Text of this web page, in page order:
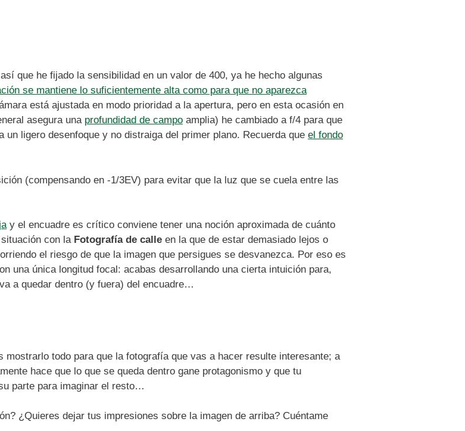
que he fijado la sensibilidad en un valor de 400, ya he hecho algunas
se mantiene lo suficientemente alta como para que no aparezca
está ajustada en modo prioridad a la apertura, pero en esta ocasión en
asegura una profundidad de campo amplia) he cambiado a f/4 para que
un ligero desenfoque y no distraiga del primer plano. Recuerda que el fondo
(compensando en -1/3EV) para evitar que la luz que se cuela entre las
y el encuadre es crítico conviene tener una noción aproximada de cuánto
con la Fotografía de calle en la que de estar demasiado lejos o
el riesgo de que la imagen que persigues se desvanezca. Por eso es
una única longitud focal: acabas desarrollando una cierta intuición para,
a quedar dentro (y fuera) del encuadre…
mostrarlo todo para que la fotografía que vas a hacer resulte interesante; a
hace que lo que se queda dentro gane protagonismo y que tu
parte para imaginar el resto…
¿Quieres dejar tus impresiones sobre la imagen de arriba? Cuéntame